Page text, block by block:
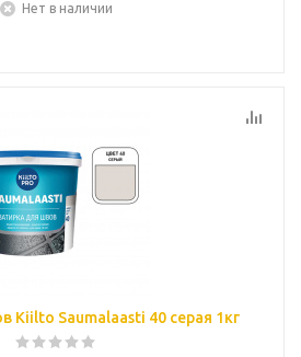
Нет в наличии
Kiilto Saumalaasti 40 серая 1кг